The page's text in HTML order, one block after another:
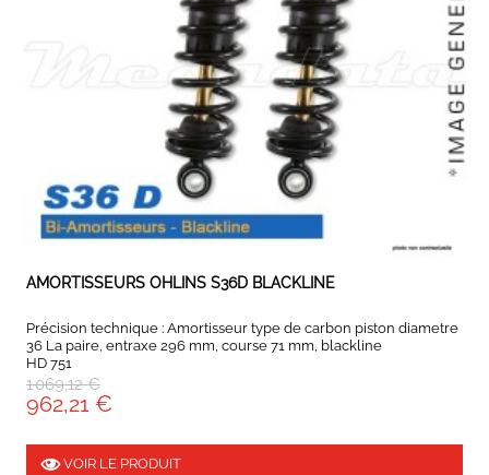
EXPEDIÉ SOUS 5 À 10 JOURS
AMORTISSEURS OHLINS S36D BLACKLINE
Précision technique : Amortisseur type de carbon piston diametre
36 La paire, entraxe 296 mm, course 71 mm, blackline
HD 751
1 069,12 €
962,21 €
VOIR LE PRODUIT